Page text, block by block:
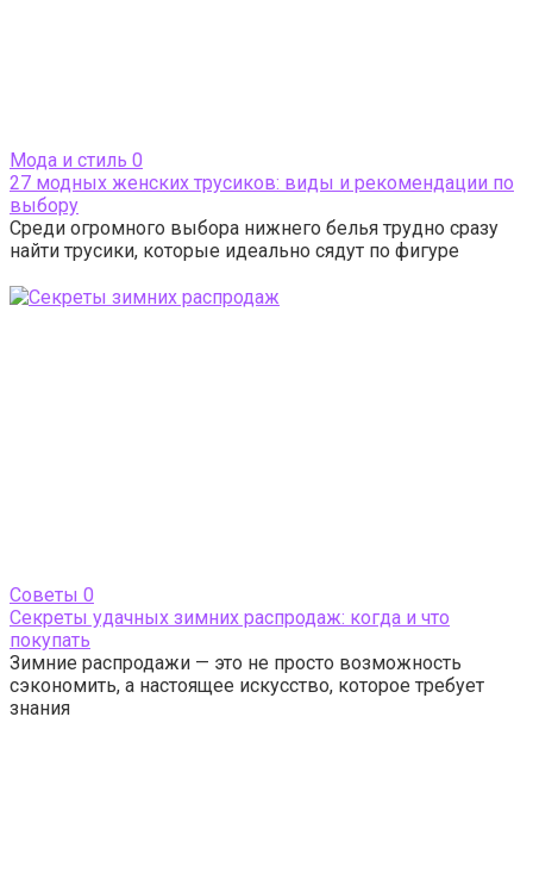
Мода и стиль 0
27 модных женских трусиков: виды и рекомендации по
выбору
Среди огромного выбора нижнего белья трудно сразу
найти трусики, которые идеально сядут по фигуре
Cоветы 0
Секреты удачных зимних распродаж: когда и что
покупать
Зимние распродажи — это не просто возможность
сэкономить, а настоящее искусство, которое требует
знания